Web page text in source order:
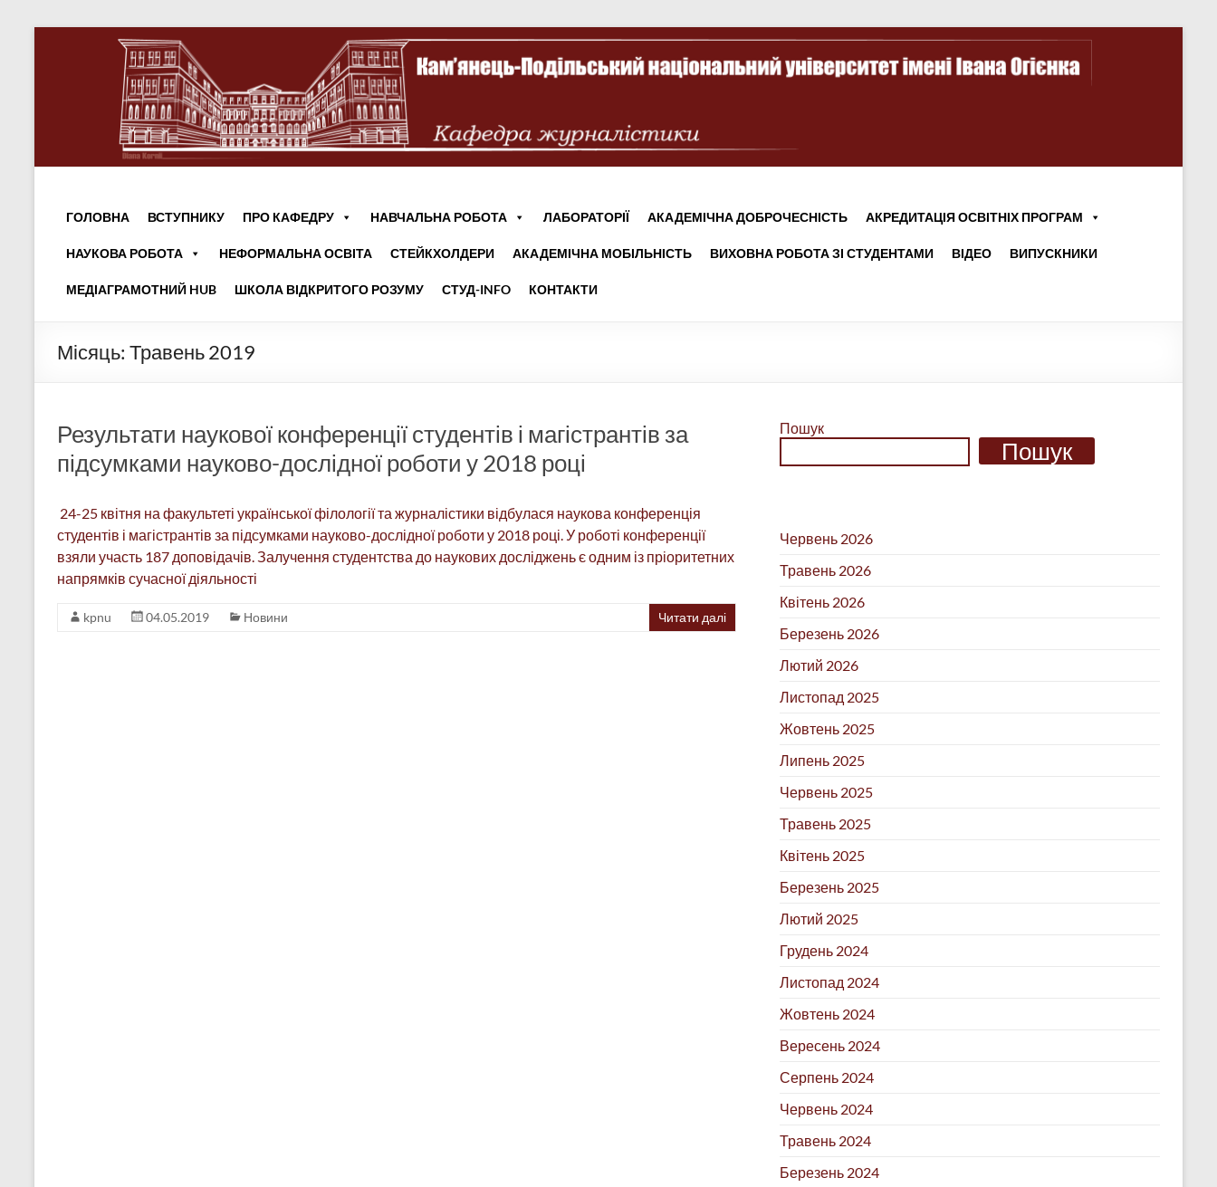
ГОЛОВНА ВСТУПНИКУ ПРО КАФЕДРУ НАВЧАЛЬНА РОБОТА ЛАБОРАТОРІЇ АКАДЕМІЧНА ДОБРОЧЕСНІСТЬ АКРЕДИТАЦІЯ ОСВІТНІХ ПРОГРАМ
НАУКОВА РОБОТА НЕФОРМАЛЬНА ОСВІТА СТЕЙКХОЛДЕРИ АКАДЕМІЧНА МОБІЛЬНІСТЬ ВИХОВНА РОБОТА ЗІ СТУДЕНТАМИ ВІДЕО ВИПУСКНИКИ
МЕДІАГРАМОТНИЙ HUB ШКОЛА ВІДКРИТОГО РОЗУМУ СТУД-INFO КОНТАКТИ
Місяць: Травень 2019
Результати наукової конференції студентів і магістрантів за
підсумками науково-дослідної роботи у 2018 році
24-25 квітня на факультеті української філології та журналістики відбулася наукова конференція
студентів і магістрантів за підсумками науково-дослідної роботи у 2018 році. У роботі конференції
взяли участь 187 доповідачів. Залучення студентства до наукових досліджень є одним із пріоритетних
напрямків сучасної діяльності
kpnu 04.05.2019 Новини Читати далі
Пошук
Пошук
Червень 2026
Травень 2026
Квітень 2026
Березень 2026
Лютий 2026
Листопад 2025
Жовтень 2025
Липень 2025
Червень 2025
Травень 2025
Квітень 2025
Березень 2025
Лютий 2025
Грудень 2024
Листопад 2024
Жовтень 2024
Вересень 2024
Серпень 2024
Червень 2024
Травень 2024
Березень 2024